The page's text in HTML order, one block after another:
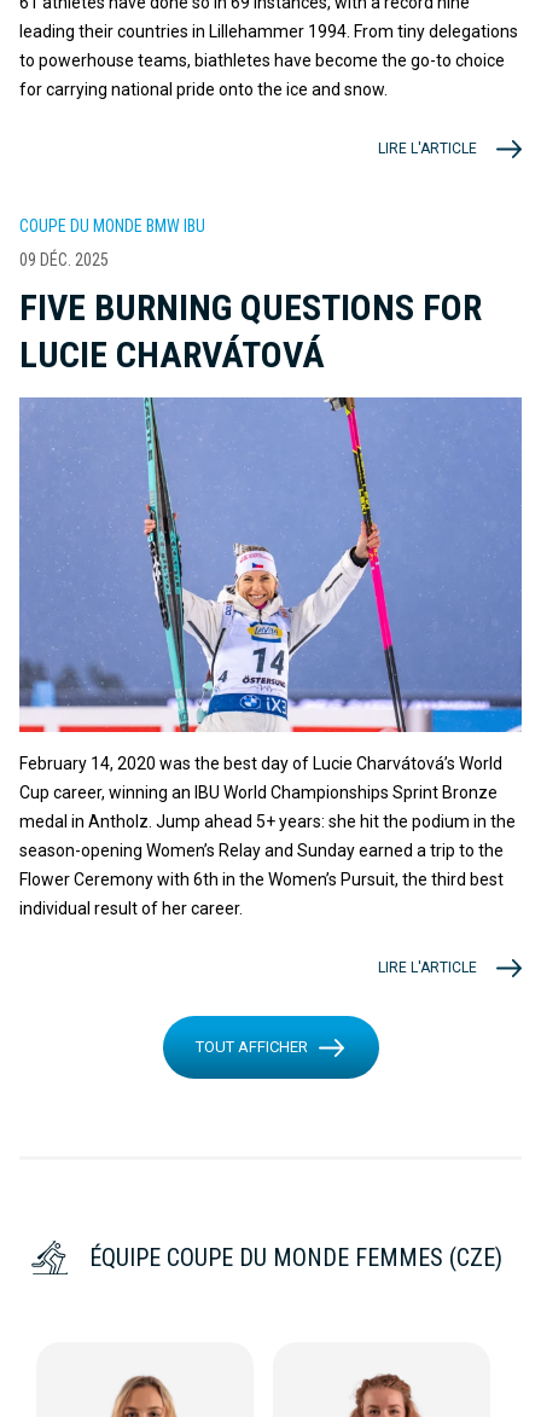
leading their countries in Lillehammer 1994. From tiny delegations
to powerhouse teams, biathletes have become the go-to choice
for carrying national pride onto the ice and snow.
LIRE L'ARTICLE
COUPE DU MONDE BMW IBU
09 DÉC. 2025
FIVE BURNING QUESTIONS FOR
LUCIE CHARVÁTOVÁ
February 14, 2020 was the best day of Lucie Charvátová’s World
Cup career, winning an IBU World Championships Sprint Bronze
medal in Antholz. Jump ahead 5+ years: she hit the podium in the
season-opening Women’s Relay and Sunday earned a trip to the
Flower Ceremony with 6th in the Women’s Pursuit, the third best
individual result of her career.
LIRE L'ARTICLE
TOUT AFFICHER
ÉQUIPE COUPE DU MONDE FEMMES (CZE)